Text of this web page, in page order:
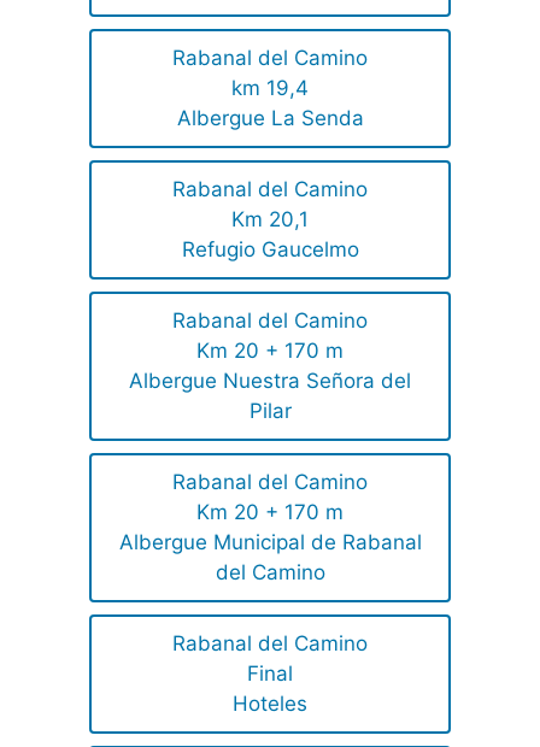
Rabanal del Camino
km 19,4
Albergue La Senda
Rabanal del Camino
Km 20,1
Refugio Gaucelmo
Rabanal del Camino
Km 20 + 170 m
Albergue Nuestra Señora del
Pilar
Rabanal del Camino
Km 20 + 170 m
Albergue Municipal de Rabanal
del Camino
Rabanal del Camino
Final
Hoteles